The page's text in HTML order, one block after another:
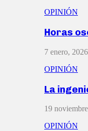
OPINIÓN
Horas
7 enero, 2026
OPINIÓN
La
19
OPINIÓN